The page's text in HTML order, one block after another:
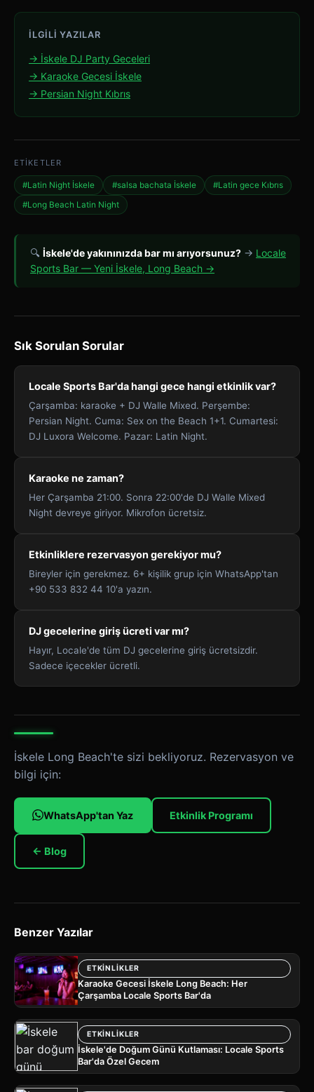
İLGILI YAZILAR
→ İskele DJ Party Geceleri
→ Karaoke Gecesi İskele
→ Persian Night Kıbrıs
ETIKETLER
#Latin Night İskele #salsa bachata İskele
#Latin gece Kıbrıs
#Long Beach Latin Night
🔍 İskele'de yakınınızda bar mı arıyorsunuz? → Locale
Sports Bar — Yeni İskele, Long Beach →
Sık Sorulan Sorular
Locale Sports Bar'da hangi gece hangi etkinlik var?
Çarşamba: karaoke + DJ Walle Mixed. Perşembe:
Persian Night. Cuma: Sex on the Beach 1+1. Cumartesi:
DJ Luxora Welcome. Pazar: Latin Night.
Karaoke ne zaman?
Her Çarşamba 21:00. Sonra 22:00'de DJ Walle Mixed
Night devreye giriyor. Mikrofon ücretsiz.
Etkinliklere rezervasyon gerekiyor mu?
Bireyler için gerekmez. 6+ kişilik grup için WhatsApp'tan
+90 533 832 44 10'a yazın.
DJ gecelerine giriş ücreti var mı?
Hayır, Locale'de tüm DJ gecelerine giriş ücretsizdir.
Sadece içecekler ücretli.
İskele Long Beach'te sizi bekliyoruz. Rezervasyon ve
bilgi için:
WhatsApp'tan Yaz Etkinlik Programı
← Blog
Benzer Yazılar
ETKINLIKLER
Karaoke Gecesi İskele Long Beach: Her
Çarşamba Locale Sports Bar'da
ETKINLIKLER
İskele'de Doğum Günü Kutlaması: Locale Sports
Bar'da Özel Gecem